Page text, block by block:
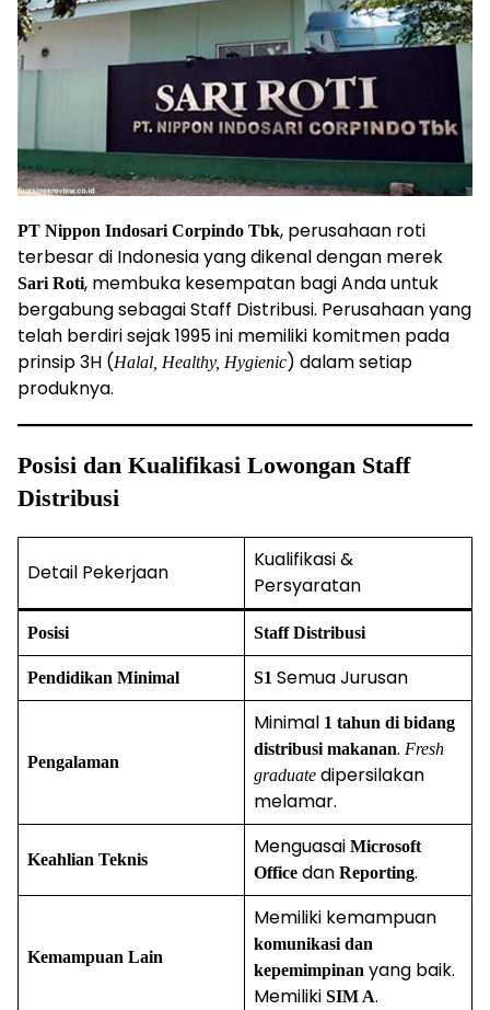
PT Nippon Indosari Corpindo Tbk, perusahaan roti
terbesar di Indonesia yang dikenal dengan merek
Sari Roti, membuka kesempatan bagi Anda untuk
bergabung sebagai Staff Distribusi. Perusahaan yang
telah berdiri sejak 1995 ini memiliki komitmen pada
prinsip 3H (Halal, Healthy, Hygienic) dalam setiap
produknya.
Posisi dan Kualifikasi Lowongan Staff
Distribusi
Detail Pekerjaan
Kualifikasi &
Persyaratan
Posisi Staff Distribusi
Pendidikan Minimal S1 Semua Jurusan
Pengalaman
Minimal 1 tahun di bidang
distribusi makanan. Fresh
graduate dipersilakan
melamar.
Keahlian Teknis
Menguasai Microsoft
Office dan Reporting.
Kemampuan Lain
Memiliki kemampuan
komunikasi dan
kepemimpinan yang baik.
Memiliki SIM A.